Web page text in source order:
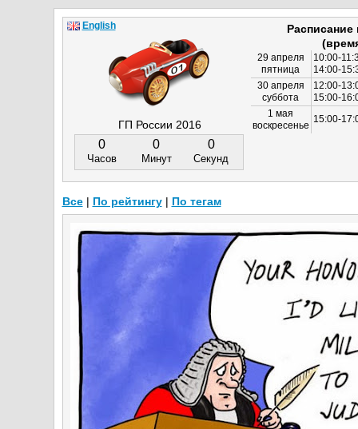
ГП России 2016
0
Часов
0
Минут
0
Секунд
29 апреля
пятница
10:00-
14:00-
30 апреля
суббота
12:00-
15:00-
1 мая
воскресенье
15:00-
English
Все| По рейтингу| По тегам